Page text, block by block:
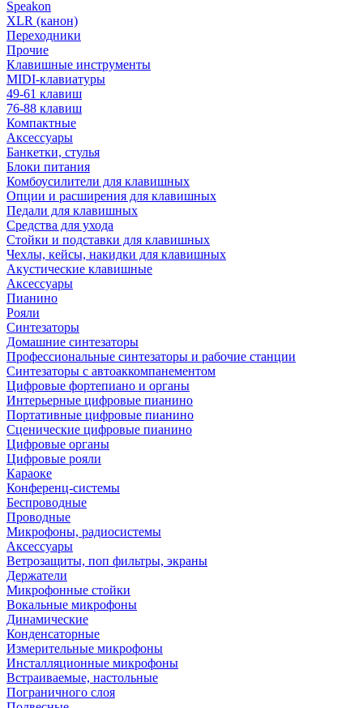
Speakon
XLR (канон)
Переходники
Прочие
Клавишные инструменты
MIDI-клавиатуры
49-61 клавиш
76-88 клавиш
Компактные
Аксессуары
Банкетки, стулья
Блоки питания
Комбоусилители для клавишных
Опции и расширения для клавишных
Педали для клавишных
Средства для ухода
Стойки и подставки для клавишных
Чехлы, кейсы, накидки для клавишных
Акустические клавишные
Аксессуары
Пианино
Рояли
Синтезаторы
Домашние синтезаторы
Профессиональные синтезаторы и рабочие станции
Синтезаторы с автоаккомпанементом
Цифровые фортепиано и органы
Интерьерные цифровые пианино
Портативные цифровые пианино
Сценические цифровые пианино
Цифровые органы
Цифровые рояли
Караоке
Конференц-системы
Беспроводные
Проводные
Микрофоны, радиосистемы
Аксессуары
Ветрозащиты, поп фильтры, экраны
Держатели
Микрофонные стойки
Вокальные микрофоны
Динамические
Конденсаторные
Измерительные микрофоны
Инсталляционные микрофоны
Встраиваемые, настольные
Пограничного слоя